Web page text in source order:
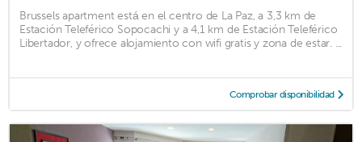
Brussels apartment está en el centro de La Paz, a 3,3 km de
Estación Teleférico Sopocachi y a 4,1 km de Estación Teleférico
Libertador, y ofrece alojamiento con wifi gratis y zona de estar. ...
Comprobar disponibilidad